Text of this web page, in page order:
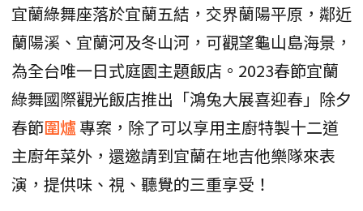
宜蘭綠舞座落於宜蘭五結，交界蘭陽平原，鄰近
蘭陽溪、宜蘭河及冬山河，可觀望龜山島海景，
為全台唯一日式庭園主題飯店 。2023春節宜蘭
綠舞國際觀光飯店推出「鴻兔大展喜迎春」除夕
春節圍爐專案，除了可以享用主廚特製十二道
主廚年菜外，還邀請到宜蘭在地吉他樂隊來表
演，提供味、視、聽覺的三重享受！